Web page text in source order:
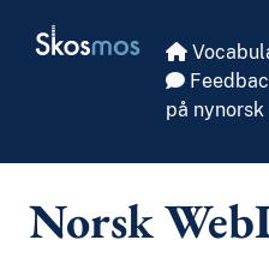
Skosmos
på nynorsk
Norsk